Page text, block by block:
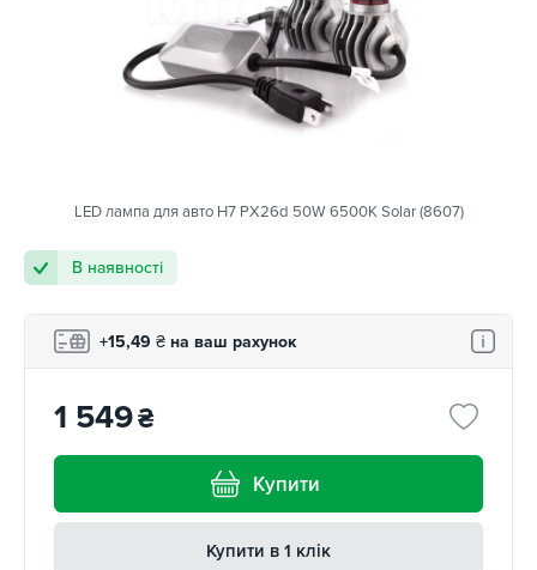
LED лампа для авто H7 PX26d 50W 6500K Solar (8607)
В наявності
+15,49 ₴ на ваш рахунок
1 549₴
Купити
Купити в 1 клік